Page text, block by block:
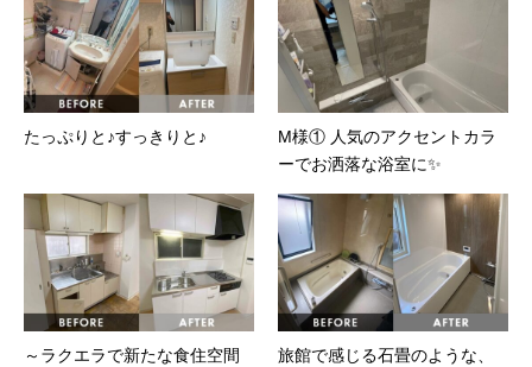
たっぷりと♪すっきりと♪
M様① 人気のアクセントカラ
ーでお洒落な浴室に✨
～ラクエラで新たな食住空間
旅館で感じる石畳のような、